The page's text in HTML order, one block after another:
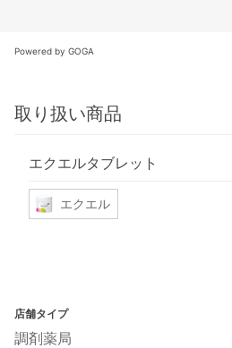
Powered by GOGA
取り扱い商品
エクエルタブレット
エクエル
店舗タイプ
調剤薬局